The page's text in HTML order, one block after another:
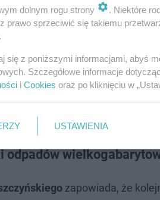
odpadów
zapowiada, że
dolnym rogu strony
. Niektóre
prawo sprzeciwić się takiemu
się z poniższymi informacjami, abyś
Szczegółowe informacje
i Cookies oraz po kliknięciu w
USTAWIENIA